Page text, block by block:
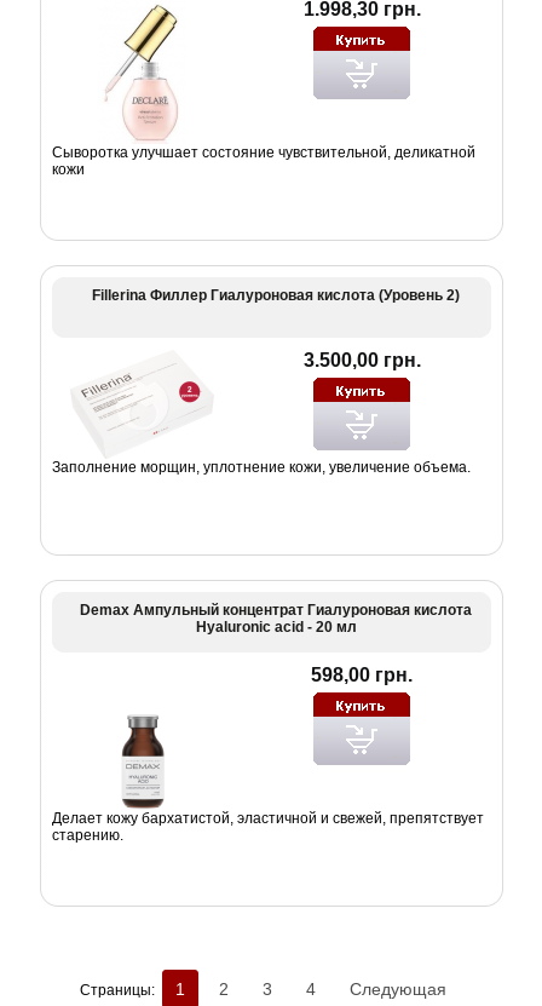
1.998,30 грн.
Сыворотка улучшает состояние чувствительной, деликатной
кожи
Fillerina Филлер Гиалуроновая кислота (Уровень 2)
3.500,00 грн.
Заполнение морщин, уплотнение кожи, увеличение объема.
Demax Ампульный концентрат Гиалуроновая кислота
Hyaluronic acid - 20 мл
598,00 грн.
Делает кожу бархатистой, эластичной и свежей, препятствует
старению.
Страницы: 1 2 3 4 Следующая